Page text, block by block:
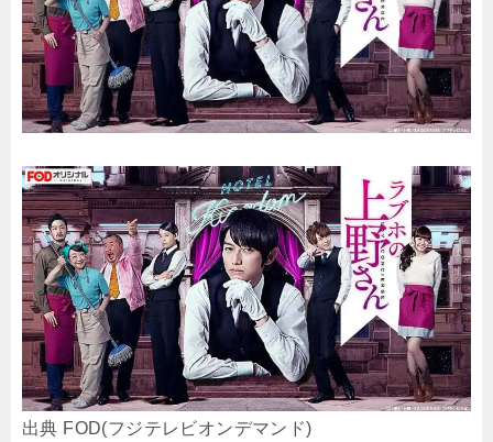
出典 FOD(フジテレビオンデマンド)